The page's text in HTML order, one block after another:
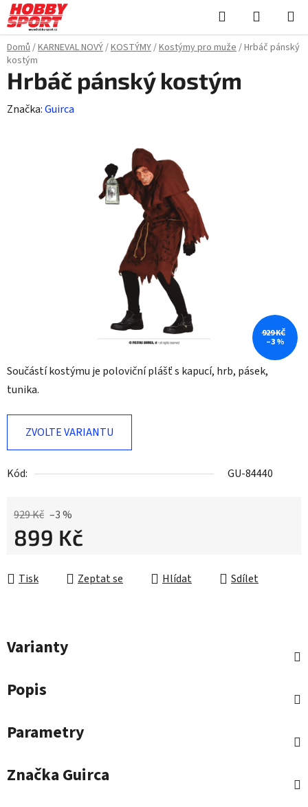
Přejít
na
obsah
Hledat
KOŠÍK
Domů/KARNEVAL NOVÝ/KOSTÝMY/Kostýmy pro muže/Hrbáč pánský
kostým
Součástí kostýmu je poloviční plášť s kapucí, hrb, pásek,
tunika.
ZVOLTE VARIANTU
Kód: GU-84440
929 Kč –3 %
899 Kč
Tisk
Zeptat se Hlídat Sdílet
Hrbáč pánský kostým
Značka:Guirca
929 KČ
–3 %
Varianty
Popis
Parametry
Značka Guirca